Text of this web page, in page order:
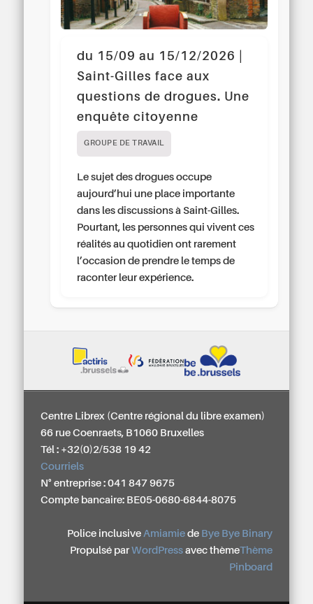
du 15/09 au 15/12/2026 |
Saint-Gilles face aux
questions de drogues. Une
enquête citoyenne
GROUPE DE TRAVAIL
Le sujet des drogues occupe
aujourd’hui une place importante
dans les discussions à Saint-Gilles.
Pourtant, les personnes qui vivent ces
réalités au quotidien ont rarement
l’occasion de prendre le temps de
raconter leur expérience.
Centre Librex (Centre régional du libre examen)
66 rue Coenraets, B1060 Bruxelles
Tél : +32(0)2/538 19 42
Courriels
N° entreprise : 041 847 9675
Compte bancaire: BE05-0680-6844-8075
Police inclusive Amiamiede Bye Bye Binary
Propulsé par WordPressavec thèmeThème
Pinboard